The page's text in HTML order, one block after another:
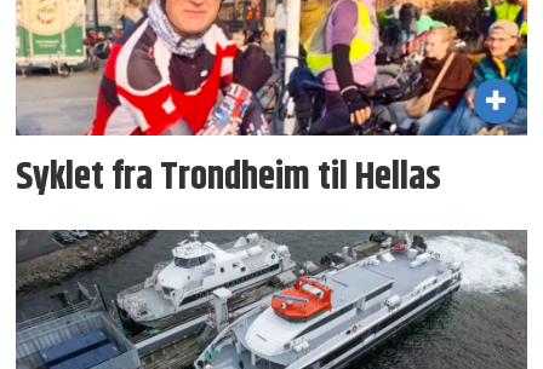
Syklet fra Trondheim til Hellas